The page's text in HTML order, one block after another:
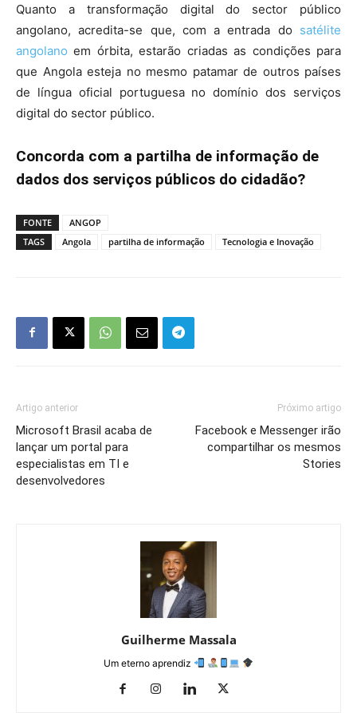
Quanto a transformação digital do sector público
angolano, acredita-se que, com a entrada do satélite
angolano em órbita, estarão criadas as condições para
que Angola esteja no mesmo patamar de outros países
de língua oficial portuguesa no domínio dos serviços
digital do sector público.
Concorda com a partilha de informação de
dados dos serviços públicos do cidadão?
FONTE
ANGOP
TAGS
Angola partilha de informação Tecnologia e Inovação
Artigo anterior
Microsoft Brasil acaba de
lançar um portal para
especialistas em TI e
desenvolvedores
Próximo artigo
Facebook e Messenger irão
compartilhar os mesmos
Stories
Guilherme Massala
Um eterno aprendiz